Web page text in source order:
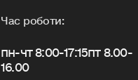
Час роботи:
пн-чт 8:00-17:15пт 8.00-
16.00